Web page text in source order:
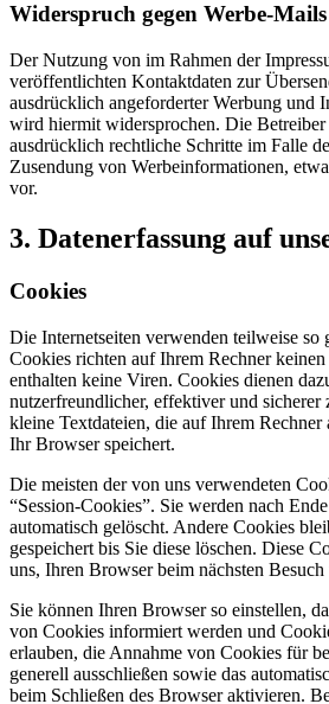
Widerspruch gegen Werbe-Mails
Der Nutzung von im Rahmen der
veröffentlichten Kontaktdaten zur
ausdrücklich angeforderter Werbung und
wird hiermit widersprochen. Die Betreiber
ausdrücklich rechtliche Schritte im Falle
Zusendung von Werbeinformationen,
vor.
3. Datenerfassung auf
Cookies
Die Internetseiten verwenden teilweise so
Cookies richten auf Ihrem Rechner keinen
enthalten keine Viren. Cookies dienen
nutzerfreundlicher, effektiver und sicherer
kleine Textdateien, die auf Ihrem Rechner
Ihr Browser speichert.
Die meisten der von uns verwendeten
“Session-Cookies”. Sie werden nach
automatisch gelöscht. Andere Cookies
gespeichert bis Sie diese löschen. Diese
uns, Ihren Browser beim nächsten
Sie können Ihren Browser so einstellen,
von Cookies informiert werden und
erlauben, die Annahme von Cookies für
generell ausschließen sowie das
beim Schließen des Browser aktivieren.